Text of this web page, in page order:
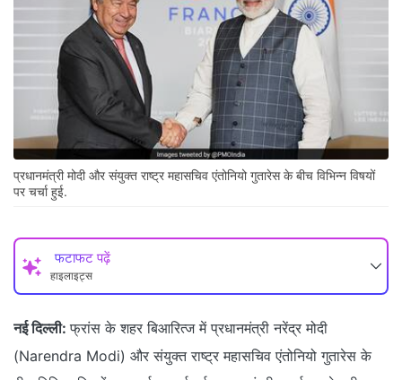
प्रधानमंत्री मोदी और संयुक्त राष्ट्र महासचिव एंतोनियो गुतारेस के बीच विभिन्न विषयों
पर चर्चा हुई.
फटाफट पढ़ें
हाइलाइट्स
नई दिल्ली: फ्रांस के शहर बिआरित्ज में प्रधानमंत्री नरेंद्र मोदी
(Narendra Modi) और संयुक्त राष्ट्र महासचिव एंतोनियो गुतारेस के